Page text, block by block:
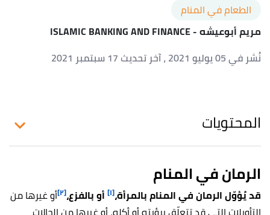
الطعام في المنام
مريم أبوعيشه- ISLAMIC BANKING AND FINANCE
نُشر في 05 يوليو 2021
، آخر تحديث 17 سبتمبر 2021
المحتويات
الرمان في المنام
قد يُؤوّل الرمان في المنام بالمرأة،[١] أو بالفزع،[٢] أو غيرها من